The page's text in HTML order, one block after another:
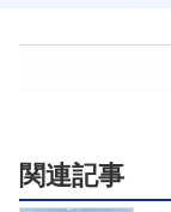
関連記事